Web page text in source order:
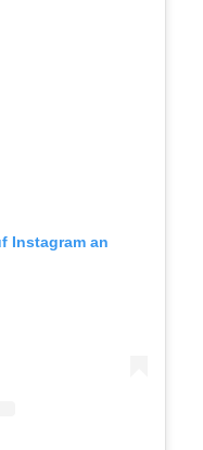
Instagram an